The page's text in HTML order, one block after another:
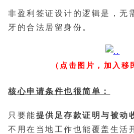
非盈利签证设计的逻辑是，无
牙的合法居留身份。
（点击图片，加入移
核心申请条件也很简单：
只要能提供足存款证明与被动
不用在当地工作也能覆盖生活